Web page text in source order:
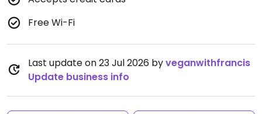
Free Wi-Fi
Last update on 23 Jul 2026 byveganwithfrancis
Update business info